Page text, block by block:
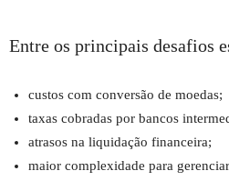
Entre os principais desafios
custos com conversão de moedas;
taxas cobradas por bancos
atrasos na liquidação financeira;
maior complexidade para